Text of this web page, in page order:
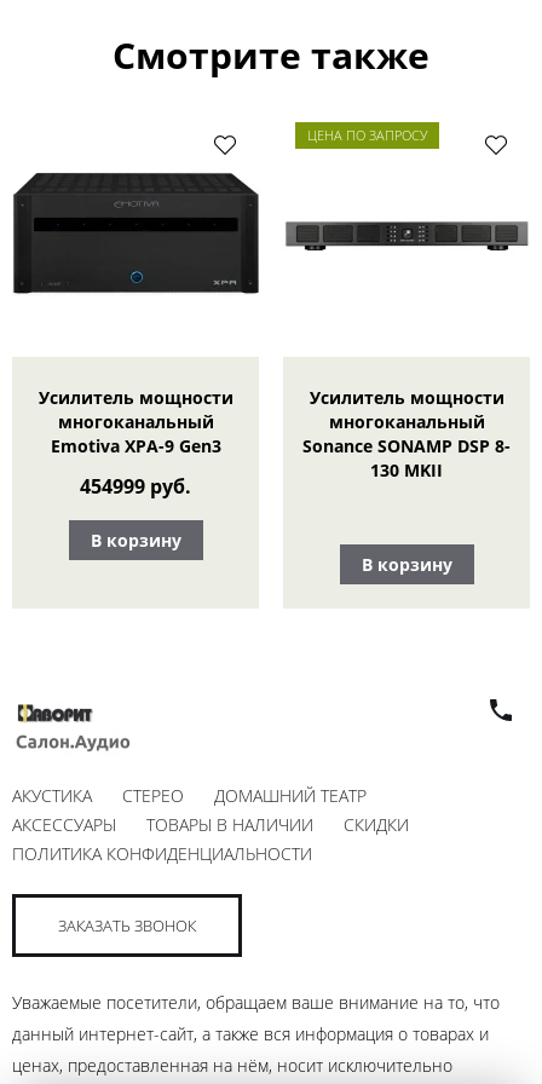
Смотрите также
Усилитель мощности
многоканальный
Emotiva XPA-9 Gen3
454999 руб.
В корзину
ЦЕНА ПО ЗАПРОСУ
Усилитель мощности
многоканальный
Sonance SONAMP DSP 8-
130 MKII
В корзину
АКУСТИКА СТЕРЕО
ДОМАШНИЙ ТЕАТР
АКСЕССУАРЫ
ТОВАРЫ В НАЛИЧИИ
СКИДКИ
ПОЛИТИКА КОНФИДЕНЦИАЛЬНОСТИ
ЗАКАЗАТЬ ЗВОНОК
Уважаемые посетители, обращаем ваше внимание на то, что
данный интернет-сайт, а также вся информация о товарах и
ценах, предоставленная на нём, носит исключительно